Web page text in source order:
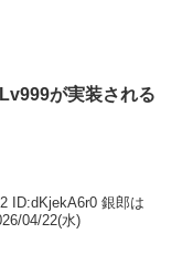
が実装される
ID:dKjekA6r0 銀郎は
04/22(水)